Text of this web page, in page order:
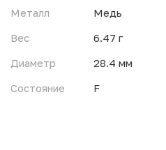
Металл
Медь
Вес
6.47 г
Диаметр
28.4 мм
Состояние
F